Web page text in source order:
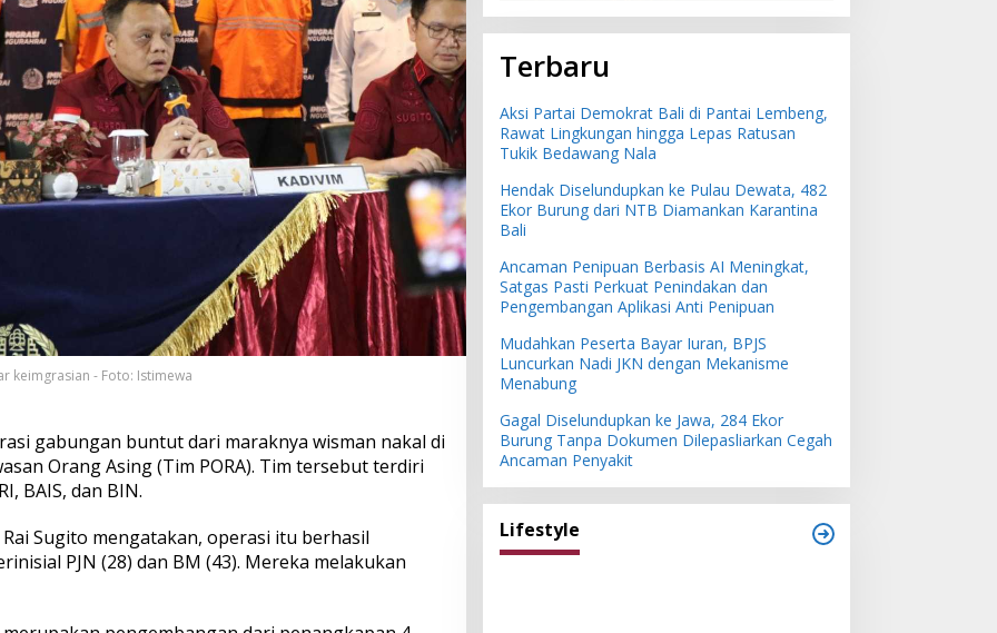
keimgrasian - Foto: Istimewa
gabungan buntut dari maraknya wisman nakal di
Orang Asing (Tim PORA). Tim tersebut terdiri
BAIS, dan BIN.
Sugito mengatakan, operasi itu berhasil
PJN (28) dan BM (43). Mereka melakukan
Terbaru
Aksi Partai Demokrat Bali di Pantai Lembeng,
Rawat Lingkungan hingga Lepas Ratusan
Tukik Bedawang Nala
Hendak Diselundupkan ke Pulau Dewata, 482
Ekor Burung dari NTB Diamankan Karantina
Bali
Ancaman Penipuan Berbasis AI Meningkat,
Satgas Pasti Perkuat Penindakan dan
Pengembangan Aplikasi Anti Penipuan
Mudahkan Peserta Bayar Iuran, BPJS
Luncurkan Nadi JKN dengan Mekanisme
Menabung
Gagal Diselundupkan ke Jawa, 284 Ekor
Burung Tanpa Dokumen Dilepasliarkan Cegah
Ancaman Penyakit
Lifestyle